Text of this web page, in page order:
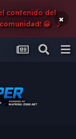
contenido del
😀
×